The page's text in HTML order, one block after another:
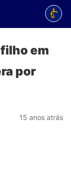
em
por
15 anos atrás